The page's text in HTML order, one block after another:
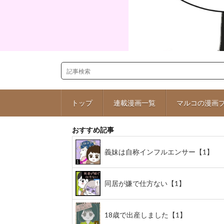
トップ 連載漫画一覧 マルコの漫画
おすすめ記事
義妹は自称インフルエンサー【1】
同居が嫌で仕方ない【1】
18歳で出産しました【1】